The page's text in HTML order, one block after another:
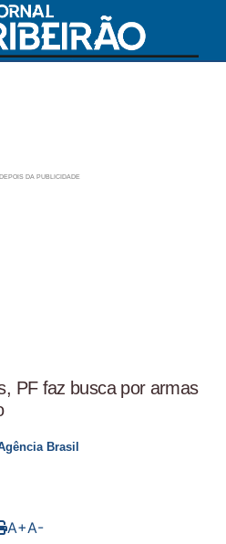
PF faz busca por armas
Brasil
A+A-